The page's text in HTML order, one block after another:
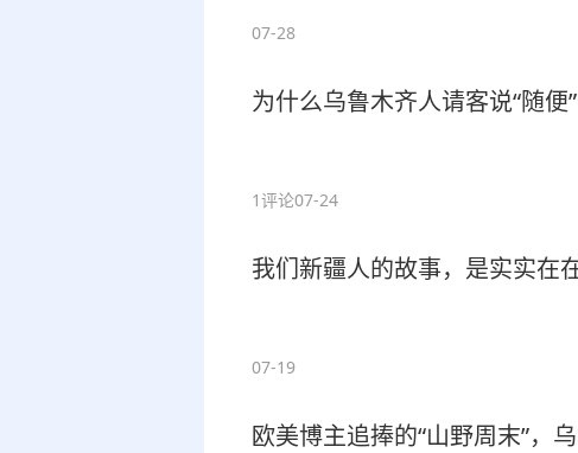
07-28
为什么乌鲁木齐人请客说“随便
1评论07-24
我们新疆人的故事，是实实在
07-19
欧美博主追捧的“山野周末”，